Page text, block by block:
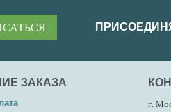
ЗАКАЗА
г.